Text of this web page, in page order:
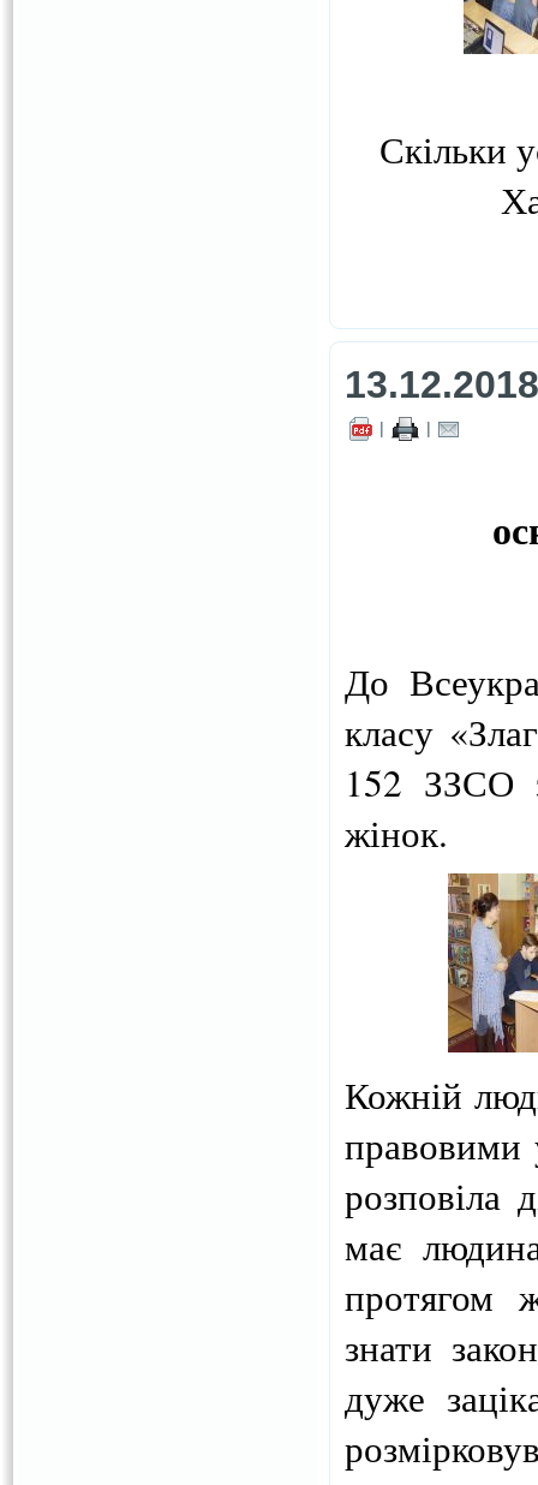
Скільки
13.12.2018
| |
До
класу
152 ЗЗСО
жінок.
Кожній
правовими
розповіла
має
протягом
знати
дуже